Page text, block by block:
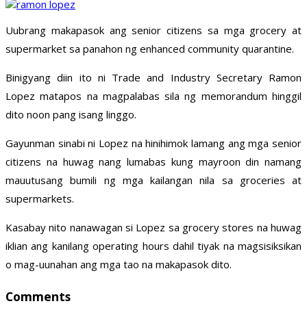
Uubrang makapasok ang senior citizens sa mga grocery at
supermarket sa panahon ng enhanced community quarantine.
Binigyang diin ito ni Trade and Industry Secretary Ramon
Lopez matapos na magpalabas sila ng memorandum hinggil
dito noon pang isang linggo.
Gayunman sinabi ni Lopez na hinihimok lamang ang mga senior
citizens na huwag nang lumabas kung mayroon din namang
mauutusang bumili ng mga kailangan nila sa groceries at
supermarkets.
Kasabay nito nanawagan si Lopez sa grocery stores na huwag
iklian ang kanilang operating hours dahil tiyak na magsisiksikan
o mag-uunahan ang mga tao na makapasok dito.
Comments